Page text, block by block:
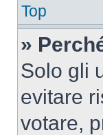
Top
»
Solo gli
evitare
votare,